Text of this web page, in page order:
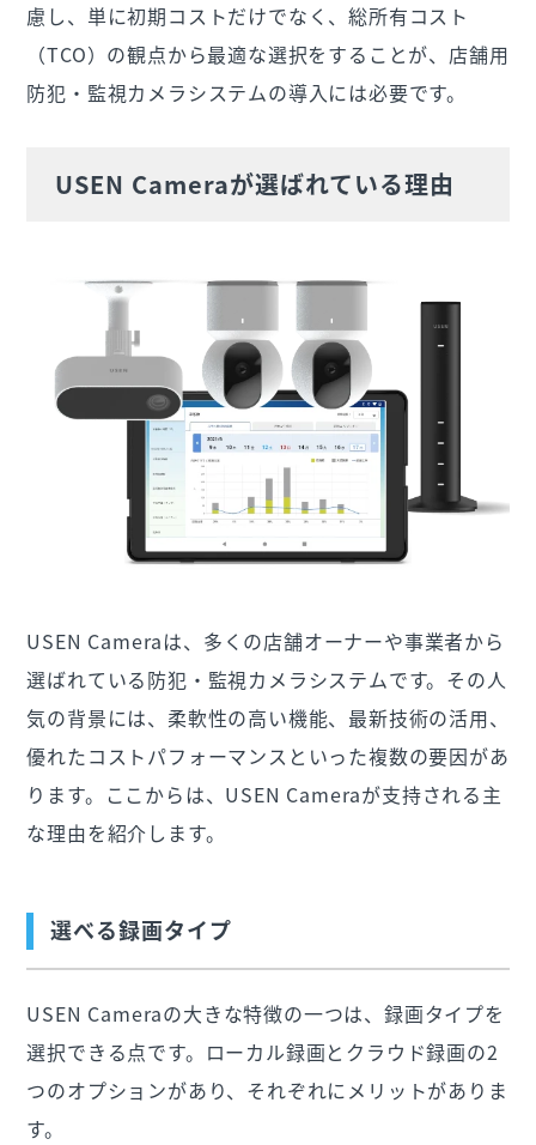
慮し、単に初期コストだけでなく、総所有コスト
（TCO）の観点から最適な選択をすることが、店舗用
防犯・監視カメラシステムの導入には必要です。
USEN Cameraが選ばれている理由
USEN Cameraは、多くの店舗オーナーや事業者から
選ばれている防犯・監視カメラシステムです。その人
気の背景には、柔軟性の高い機能、最新技術の活用、
優れたコストパフォーマンスといった複数の要因があ
ります。ここからは、USEN Cameraが支持される主
な理由を紹介します。
選べる録画タイプ
USEN Cameraの大きな特徴の一つは、録画タイプを
選択できる点です。ローカル録画とクラウド録画の2
つのオプションがあり、それぞれにメリットがありま
す。